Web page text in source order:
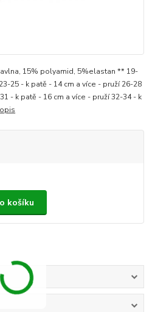
15% polyamid, 5%elastan ** 19-
25 - k patě - 14 cm a více - pruží 26-28
- k patě - 16 cm a více - pruží 32-34 - k
košíku